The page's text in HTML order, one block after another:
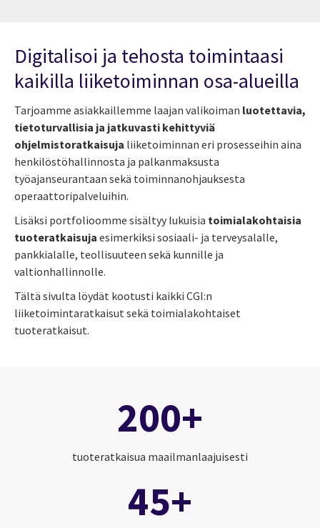
Digitalisoi ja tehosta toimintaasi
kaikilla liiketoiminnan osa-alueilla
Tarjoamme asiakkaillemme laajan valikoiman luotettavia,
tietoturvallisia ja jatkuvasti kehittyviä
ohjelmistoratkaisuja liiketoiminnan eri prosesseihin aina
henkilöstöhallinnosta ja palkanmaksusta
työajanseurantaan sekä toiminnanohjauksesta
operaattoripalveluihin.
Lisäksi portfolioomme sisältyy lukuisia toimialakohtaisia
tuoteratkaisuja esimerkiksi sosiaali- ja terveysalalle,
pankkialalle, teollisuuteen sekä kunnille ja
valtionhallinnolle.
Tältä sivulta löydät kootusti kaikki CGI:n
liiketoimintaratkaisut sekä toimialakohtaiset
tuoteratkaisut.
200+
tuoteratkaisua maailmanlaajuisesti
45+